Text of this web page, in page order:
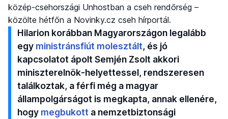
közép-csehországi Unhostban a cseh rendőrség –
közölte hétfőn a Novinky.cz cseh hírportál.
Hilarion korábban Magyarországon legalább
egy ministránsfiút molesztált, és jó
kapcsolatot ápolt Semjén Zsolt akkori
miniszterelnök-helyettessel, rendszeresen
találkoztak, a férfi még a magyar
állampolgárságot is megkapta, annak ellenére,
hogy megbukott a nemzetbiztonsági